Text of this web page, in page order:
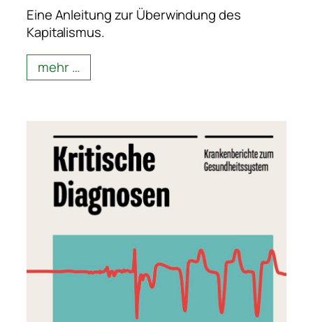
Eine Anleitung zur Überwindung des
Kapitalismus.
mehr …